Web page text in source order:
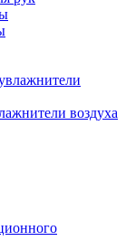
воздуха